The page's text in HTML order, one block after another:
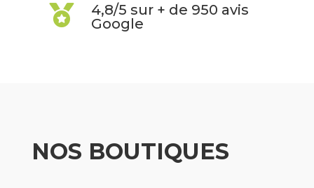

4,8/5 sur + de 950 avis
Google
NOS BOUTIQUES